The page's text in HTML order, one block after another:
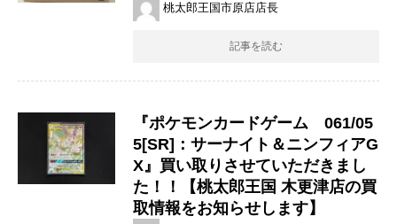
桃太郎王国市原店店長
記事を読む
『ポケモンカードゲーム 061/05
5[SR]：サーナイト＆ニンフィアG
X』買い取りさせていただきまし
た！！【桃太郎王国 木更津店の買
取情報をお知らせします】